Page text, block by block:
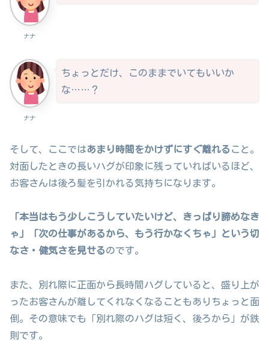
ナナ
ナナ
ちょっとだけ、このままでいてもいいか
な……？
そして、ここではあまり時間をかけずにすぐ離れる こと。
対面したときの長いハグが印象に残っていればいるほど、
お客さんは後ろ髪を引かれる気持ちになります。
「本当はもう少しこうしていたいけど、きっぱり諦めなき
ゃ」「次の仕事があるから、もう行かなくちゃ」という切
なさ・健気さを見せるのです。
また、別れ際に正面から長時間ハグしていると、盛り上が
ったお客さんが離してくれなくなることもありちょっと面
倒。その意味でも「別れ際のハグは短く、後ろから」が鉄
則です。